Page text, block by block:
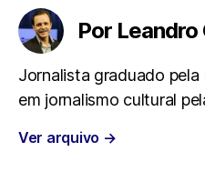
o
o
e A
Por Leandro
Jornalista graduado
em jornalismo cultural
Ver arquivo →